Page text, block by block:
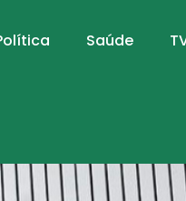
Saúde